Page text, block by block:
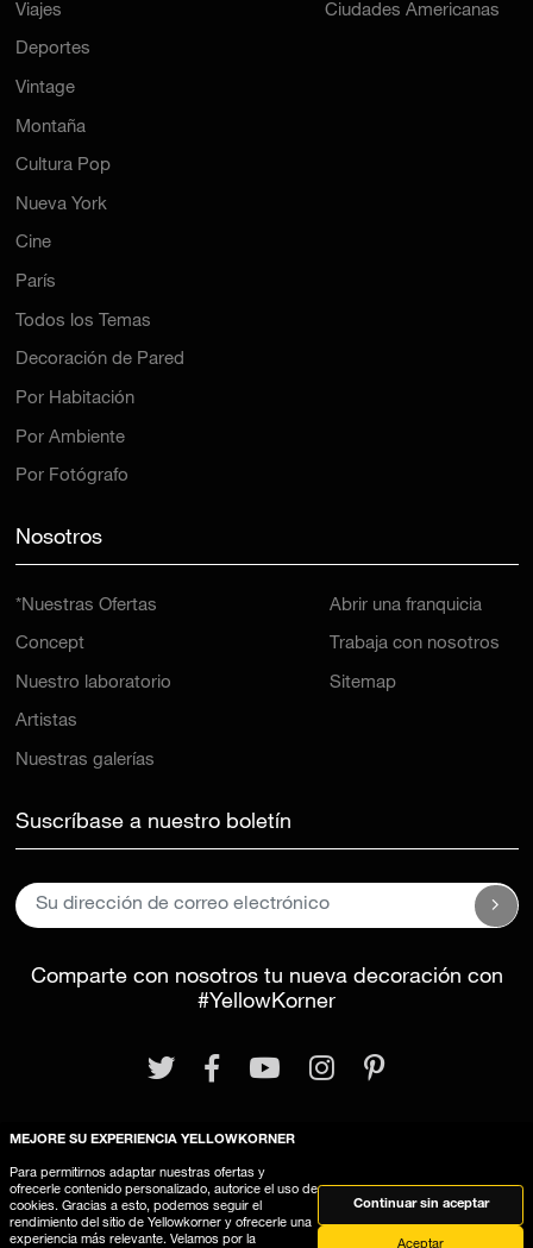
Viajes
Deportes
Ciudades Americanas
Vintage
Montaña
Cultura Pop
Nueva York
Cine
París
Todos los Temas
Decoración de Pared
Por Habitación
Por Ambiente
Por Fotógrafo
Nosotros
*Nuestras Ofertas
Concept
Nuestro laboratorio
Artistas
Nuestras galerías
Abrir una franquicia
Trabaja con nosotros
Sitemap
Suscríbase a nuestro boletín
Comparte con nosotros tu nueva decoración con
#YellowKorner
Aviso legalTérminos y Condiciones Generales
Este sitio web utiliza cookies
MEJORE SU EXPERIENCIA YELLOWKORNER
Para permitirnos adaptar nuestras ofertas y
ofrecerle contenido personalizado, autorice el uso de
cookies. Gracias a esto, podemos seguir el
rendimiento del sitio de Yellowkorner y ofrecerle una
experiencia más relevante. Velamos por la
Continuar sin aceptar
Aceptar